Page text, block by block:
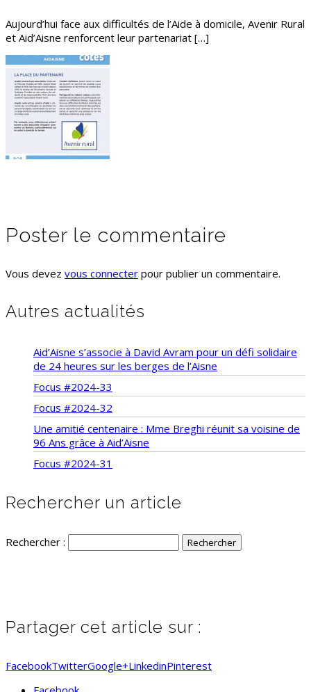
Aujourd’hui face aux difficultés de l’Aide à domicile, Avenir Rural
et Aid’Aisne renforcent leur partenariat […]
Poster le commentaire
Vous devez vous connecter pour publier un commentaire.
Autres actualités
Aid’Aisne s’associe à David Avram pour un défi solidaire
de 24 heures sur les berges de l’Aisne
Focus #2024-33
Focus #2024-32
Une amitié centenaire : Mme Breghi réunit sa voisine de
96 Ans grâce à Aid’Aisne
Focus #2024-31
Rechercher un article
Rechercher :
Partager cet article sur :
FacebookTwitterGoogle+LinkedinPinterest